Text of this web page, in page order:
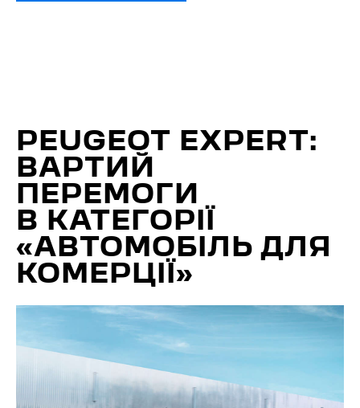
PEUGEOT EXPERT:
ВАРТИЙ
ПЕРЕМОГИ
В КАТЕГОРІЇ
«АВТОМОБІЛЬ ДЛЯ
КОМЕРЦІЇ»